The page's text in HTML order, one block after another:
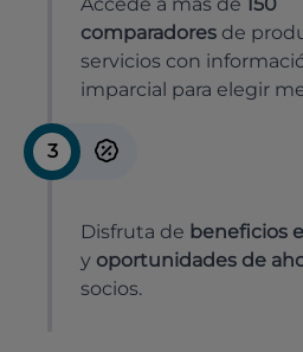
comparadores de
servicios con
imparcial para elegir
3
Disfruta de beneficios
y oportunidades de
socios.